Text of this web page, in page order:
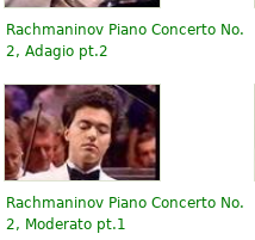
Rachmaninov Piano Concerto No.
2, Adagio pt.2
Rachmaninov Piano Concerto No.
2, Moderato pt.1